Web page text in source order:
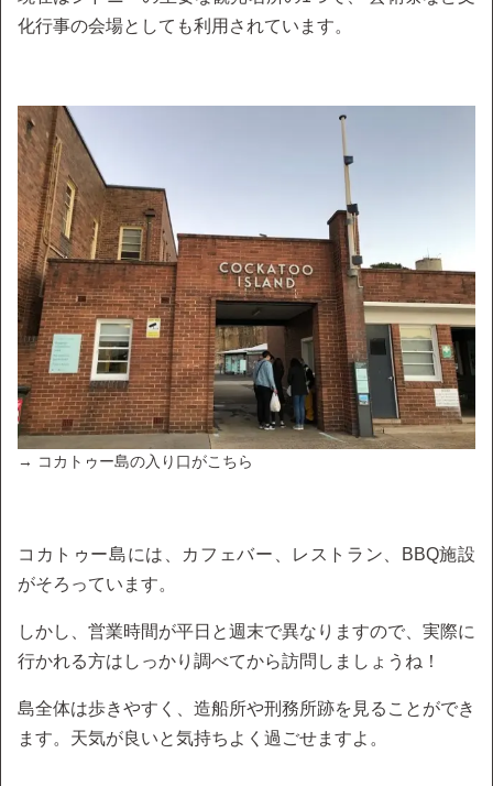
化行事の会場としても利用されています。
→ コカトゥー島の入り口がこちら
コカトゥー島には、カフェバー、レストラン、BBQ施設
がそろっています。
しかし、営業時間が平日と週末で異なりますので、実際に
行かれる方はしっかり調べてから訪問しましょうね！
島全体は歩きやすく、造船所や刑務所跡を見ることができ
ます。天気が良いと気持ちよく過ごせますよ。